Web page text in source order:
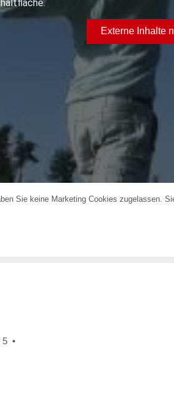
Sie keine Marketing Cookies zugelassen.
5 •